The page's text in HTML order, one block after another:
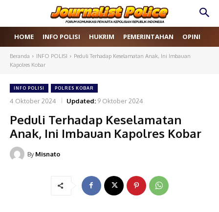
HOME INFO POLISI HUKRIM PEMERINTAHAN OPINI
Beranda INFO POLISI
Peduli Terhadap Keselamatan Anak, Ini Imbauan
Kapolres Kobar
INFO POLISI POLRES KOBAR
4 Oktober 2024 Updated: 9 Oktober 2024
Peduli Terhadap Keselamatan
Anak, Ini Imbauan Kapolres Kobar
By Misnato